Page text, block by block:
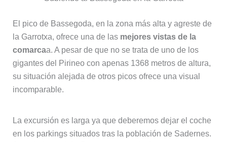
El pico de Bassegoda, en la zona más alta y agreste de
la Garrotxa, ofrece una de las mejores vistas de la
comarcaa. A pesar de que no se trata de uno de los
gigantes del Pirineo con apenas 1368 metros de altura,
su situación alejada de otros picos ofrece una visual
incomparable.
La excursión es larga ya que deberemos dejar el coche
en los parkings situados tras la población de Sadernes.